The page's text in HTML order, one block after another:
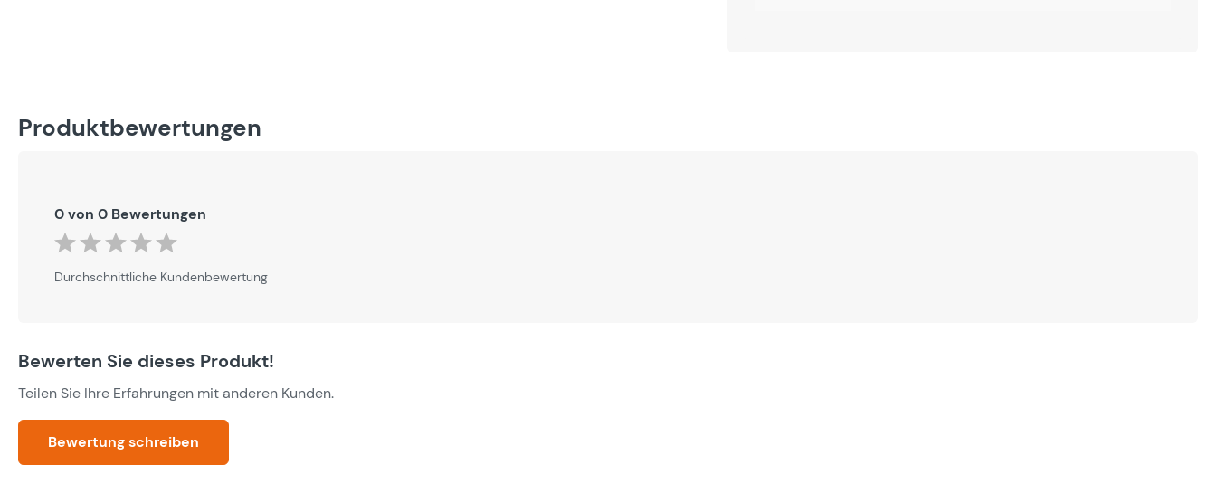
Produktbewertungen
0 von 0 Bewertungen
Durchschnittliche Bewertung von 0 von 5 Sternen
Durchschnittliche Kundenbewertung
Bewerten Sie dieses Produkt!
Teilen Sie Ihre Erfahrungen mit anderen Kunden.
Bewertung schreiben